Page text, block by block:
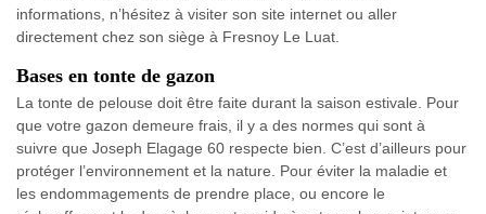
informations, n’hésitez à visiter son site internet ou aller
directement chez son siège à Fresnoy Le Luat.
Bases en tonte de gazon
La tonte de pelouse doit être faite durant la saison estivale. Pour
que votre gazon demeure frais, il y a des normes qui sont à
suivre que Joseph Elagage 60 respecte bien. C’est d’ailleurs pour
protéger l’environnement et la nature. Pour éviter la maladie et
les endommagements de prendre place, ou encore le